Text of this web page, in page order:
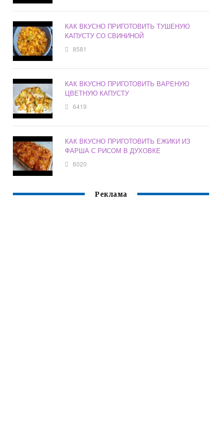
КАК ВКУСНО ПРИГОТОВИТЬ ТУШЕНУЮ
КАПУСТУ СО СВИНИНОЙ
8581
КАК ВКУСНО ПРИГОТОВИТЬ ВАРЕНУЮ
ЦВЕТНУЮ КАПУСТУ
6419
КАК ВКУСНО ПРИГОТОВИТЬ ЕЖИКИ ИЗ
ФАРША С РИСОМ В ДУХОВКЕ
6020
Реклама